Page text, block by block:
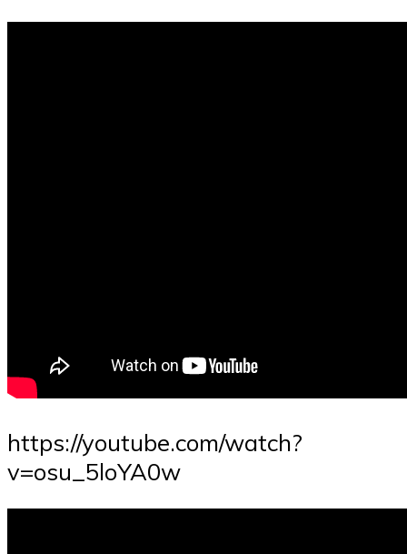
https://youtube.com/watch?
v=osu_5loYA0w